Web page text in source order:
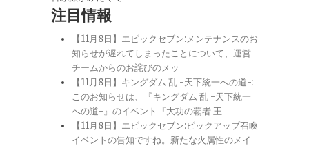
注目情報
【11月8日】エピックセブン:メンテナンスのお
知らせが遅れてしまったことについて、運営
チームからのお詫びのメッ
【11月8日】キングダム 乱 -天下統一への道-:
このお知らせは、『キングダム 乱 -天下統一
への道-』のイベント『大功の覇者 王
【11月8日】エピックセブン:ピックアップ召喚
イベントの告知ですね。新たな火属性のメイ